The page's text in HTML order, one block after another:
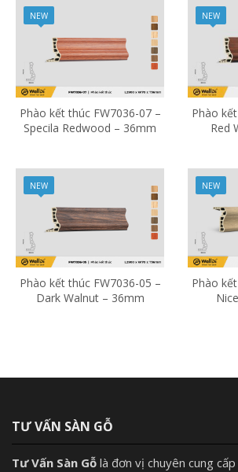
NEW
Phào kết thúc FW7036-07 –
Specila Redwood – 36mm
NEW
Phào
Red
NEW
Phào kết thúc FW7036-05 –
Dark Walnut – 36mm
NEW
Phào
TƯ VẤN SÀN GỖ
Tư Vấn Sàn Gỗ là đơn vị chuyên cung